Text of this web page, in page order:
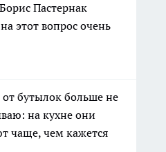
Пастернак
этот вопрос очень
бутылок больше не
на кухне они
чаще, чем кажется